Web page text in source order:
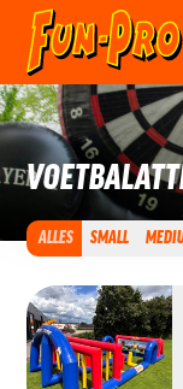
ALLES SMALL